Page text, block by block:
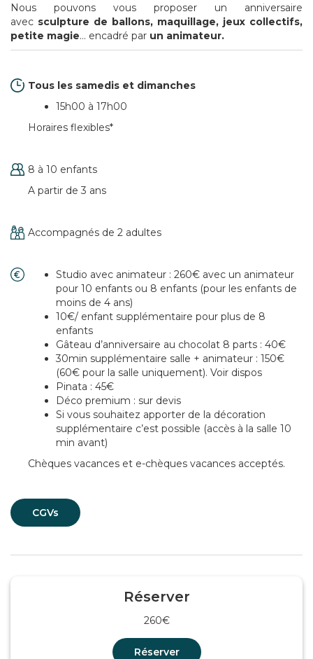
Nous pouvons vous proposer un anniversaire
avec sculpture de ballons, maquillage, jeux collectifs,
petite magie… encadré par un animateur.
Tous les samedis et dimanches
15h00 à 17h00
Horaires flexibles*
8 à 10 enfants
A partir de 3 ans
Accompagnés de 2 adultes
Studio avec animateur : 260€ avec un animateur
pour 10 enfants ou 8 enfants (pour les enfants de
moins de 4 ans)
10€/ enfant supplémentaire pour plus de 8
enfants
Gâteau d’anniversaire au chocolat 8 parts : 40€
30min supplémentaire salle + animateur : 150€
(60€ pour la salle uniquement). Voir dispos
Pinata : 45€
Déco premium : sur devis
Si vous souhaitez apporter de la décoration
supplémentaire c’est possible (accès à la salle 10
min avant)
Chèques vacances et e-chèques vacances acceptés.
CGVs
Réserver
260€
Réserver